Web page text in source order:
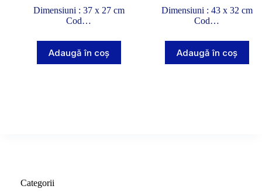
Dimensiuni : 37 x 27 cm
Cod…
Adaugă în coș
Dimensiuni : 43 x 32 cm
Cod…
Adaugă în coș
Categorii